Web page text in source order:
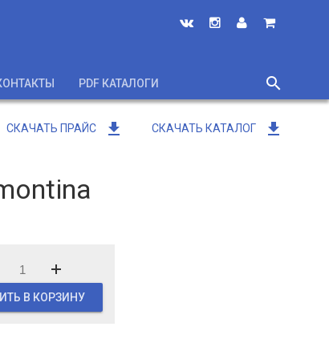
PDF КАТАЛОГИ
search
close
СКАЧАТЬ ПРАЙС get_app СКАЧАТЬ КАТАЛОГ get_app
В КОРЗИНУ